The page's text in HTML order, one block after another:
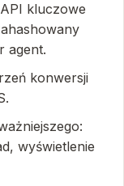
kluczowe
agent.
konwersji
wyświetlenie